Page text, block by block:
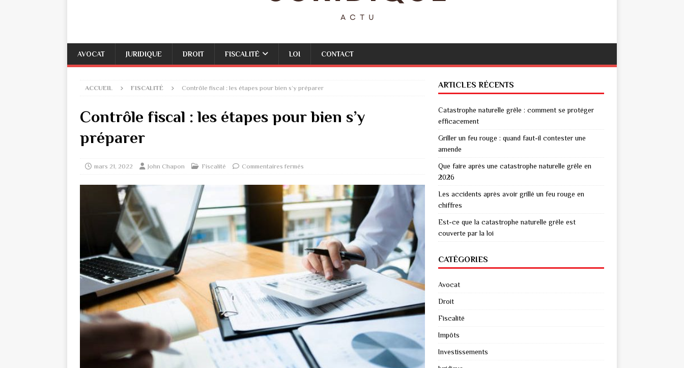
AVOCAT JURIDIQUE DROIT FISCALITÉ LOI CONTACT
ACCUEIL FISCALITÉ Contrôle fiscal : les étapes pour bien s’y préparer
Contrôle fiscal : les étapes pour bien s’y
préparer
mars 21, 2022 John Chapon Fiscalité Commentaires fermés
ARTICLES RÉCENTS
Catastrophe naturelle grêle : comment se protéger
efficacement
Griller un feu rouge : quand faut-il contester une
amende
Que faire après une catastrophe naturelle grêle en
2026
Les accidents après avoir grillé un feu rouge en
chiffres
Est-ce que la catastrophe naturelle grêle est
couverte par la loi
CATÉGORIES
Avocat
Droit
Fiscalité
Impôts
Investissements